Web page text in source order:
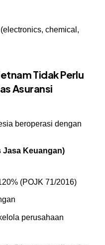
chemical,
Tidak Perlu
Asuransi
beroperasi dengan
Jasa Keuangan)
(POJK 71/2016)
perusahaan